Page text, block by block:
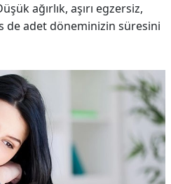
ağırlık, aşırı egzersiz,
de adet döneminizin süresini